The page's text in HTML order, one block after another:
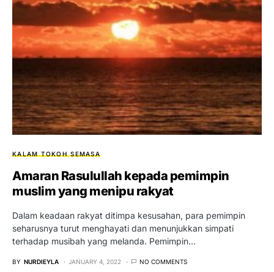
KALAM TOKOH SEMASA
Amaran Rasulullah kepada pemimpin
muslim yang menipu rakyat
Dalam keadaan rakyat ditimpa kesusahan, para pemimpin
seharusnya turut menghayati dan menunjukkan simpati
terhadap musibah yang melanda. Pemimpin…
BY NURDIEYLA JANUARY 4, 2022 NO COMMENTS